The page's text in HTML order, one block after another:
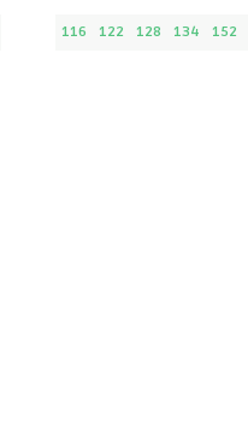
116 122 128 134 152